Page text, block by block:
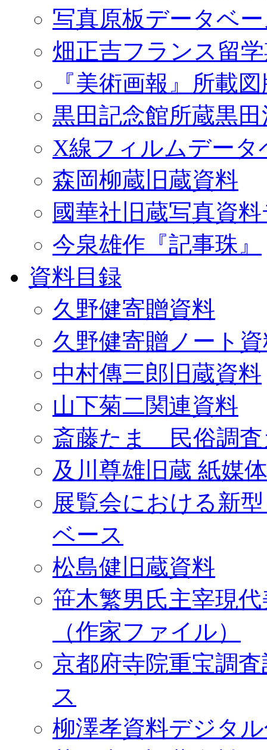
写真原板データベ
畑正吉フランス留
『美術画報』所載
黒田記念館所蔵黒
X線フィルムデータ
森岡柳蔵旧蔵資料
國華社旧蔵写真資
今泉雄作『記事珠』
資料目録
久野健寄贈資料
久野健寄贈ノート
中村傳三郎旧蔵資料
山下菊二関連資料
斎藤たま 民俗調査
及川尊雄旧蔵 紙媒
展覧会における新
ベース
松島健旧蔵資料
笹木繁男氏主宰現
（作家ファイル）
京都府寺院重宝調
ス
柳澤孝資料デジタ